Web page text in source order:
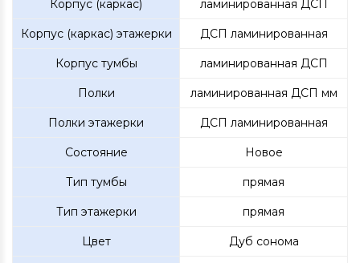
Корпус (каркас) ламинированная ДСП
Корпус (каркас) этажерки ДСП ламинированная
Корпус тумбы ламинированная ДСП
Полки ламинированная ДСП мм
Полки этажерки ДСП ламинированная
Состояние Новое
Тип тумбы прямая
Тип этажерки прямая
Цвет Дуб сонома